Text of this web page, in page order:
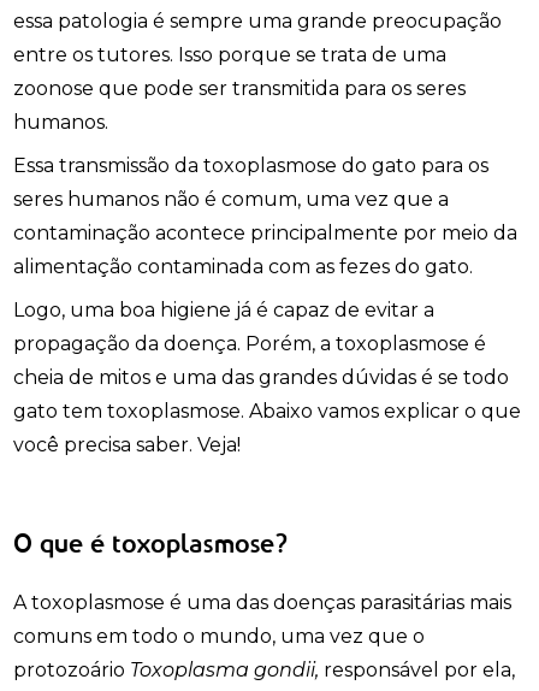
essa patologia é sempre uma grande preocupação
entre os tutores. Isso porque se trata de uma
zoonose que pode ser transmitida para os seres
humanos.
Essa transmissão da toxoplasmose do gato para os
seres humanos não é comum, uma vez que a
contaminação acontece principalmente por meio da
alimentação contaminada com as fezes do gato.
Logo, uma boa higiene já é capaz de evitar a
propagação da doença. Porém, a toxoplasmose é
cheia de mitos e uma das grandes dúvidas é se todo
gato tem toxoplasmose. Abaixo vamos explicar o que
você precisa saber. Veja!
O que é toxoplasmose?
A toxoplasmose é uma das doenças parasitárias mais
comuns em todo o mundo, uma vez que o
protozoário Toxoplasma gondii, responsável por ela,